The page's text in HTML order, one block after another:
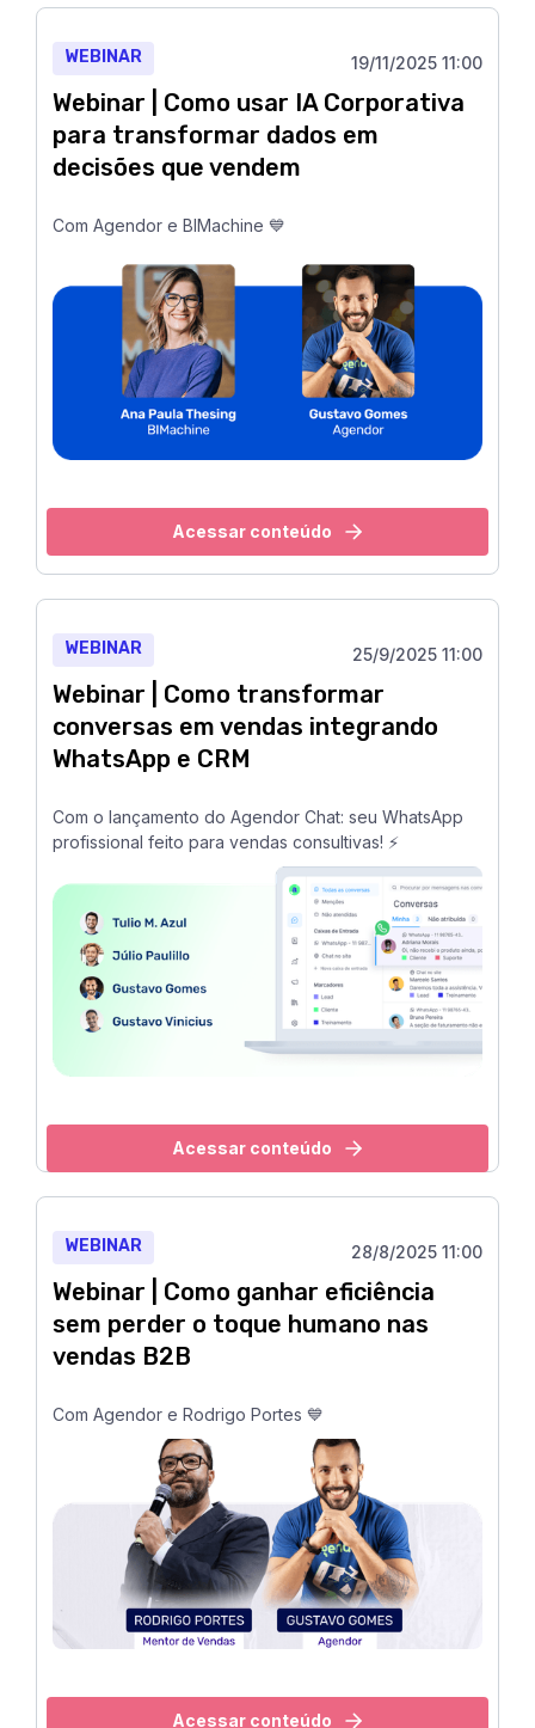
WEBINAR 19/11/2025 11:00
Webinar | Como usar IA Corporativa
para transformar dados em
decisões que vendem
Com Agendor e BIMachine 💙
Acessar conteúdo
WEBINAR 25/9/2025 11:00
Webinar | Como transformar
conversas em vendas integrando
WhatsApp e CRM
Com o lançamento do Agendor Chat: seu WhatsApp
profissional feito para vendas consultivas! ⚡
Acessar conteúdo
WEBINAR 28/8/2025 11:00
Webinar | Como ganhar eficiência
sem perder o toque humano nas
vendas B2B
Com Agendor e Rodrigo Portes 💙
Acessar conteúdo